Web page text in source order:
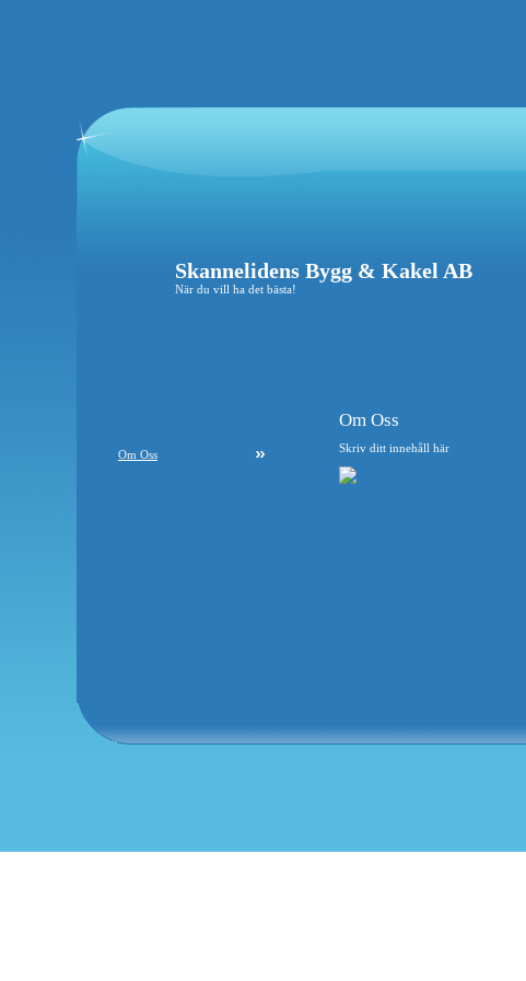
Skannelidens Bygg & Kakel AB
När du vill ha det bästa!
Om Oss
Om Oss
Skriv ditt innehåll här